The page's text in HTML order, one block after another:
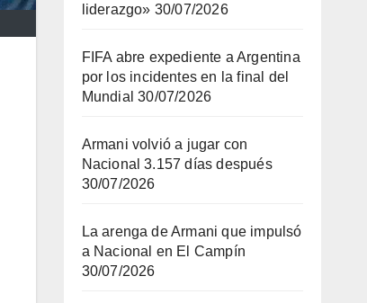
liderazgo» 30/07/2026
FIFA abre expediente a Argentina
por los incidentes en la final del
Mundial 30/07/2026
Armani volvió a jugar con
Nacional 3.157 días después
30/07/2026
La arenga de Armani que impulsó
a Nacional en El Campín
30/07/2026